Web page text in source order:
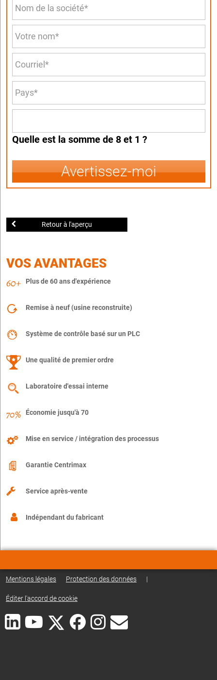
Quelle est la somme de 8 et 1 ?
Avertissez-moi
Retour à l'aperçu
VOS AVANTAGES
Plus de 60 ans d'expérience
Remise à neuf (usine reconstruite)
Système de contrôle basé sur un PLC
Une qualité de premier ordre
Laboratoire d'essai interne
Économie jusqu'à 70
Mise en service / intégration des processus
Garantie Centrimax
Service après-vente
Indépendant du fabricant
Mentions légales Protection des données |
Éditer l'accord de cookie